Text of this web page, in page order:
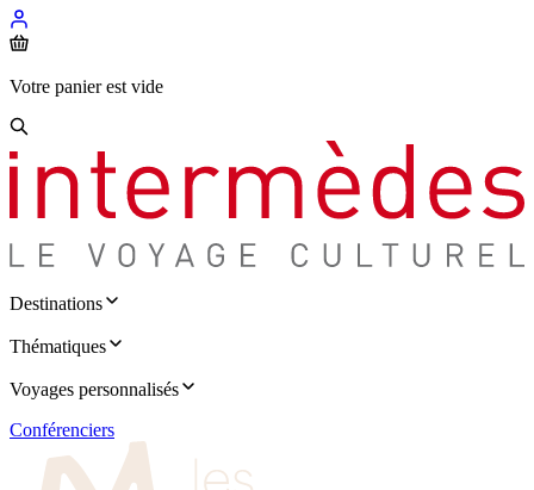
Votre panier est vide
Destinations
Thématiques
Voyages personnalisés
Conférenciers